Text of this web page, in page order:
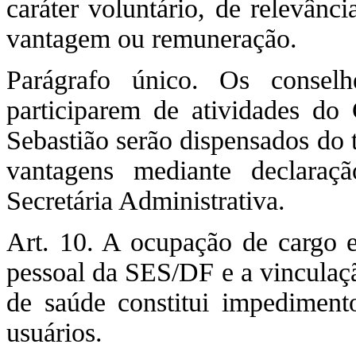
caráter voluntário, de
vantagem ou remuneração.
Parágrafo único. Os
participarem de atividades do
Sebastião serão dispensados
vantagens mediante
Secretária Administrativa.
Art. 10. A ocupação de cargo
pessoal da SES/DF e a
de saúde constitui
usuários.